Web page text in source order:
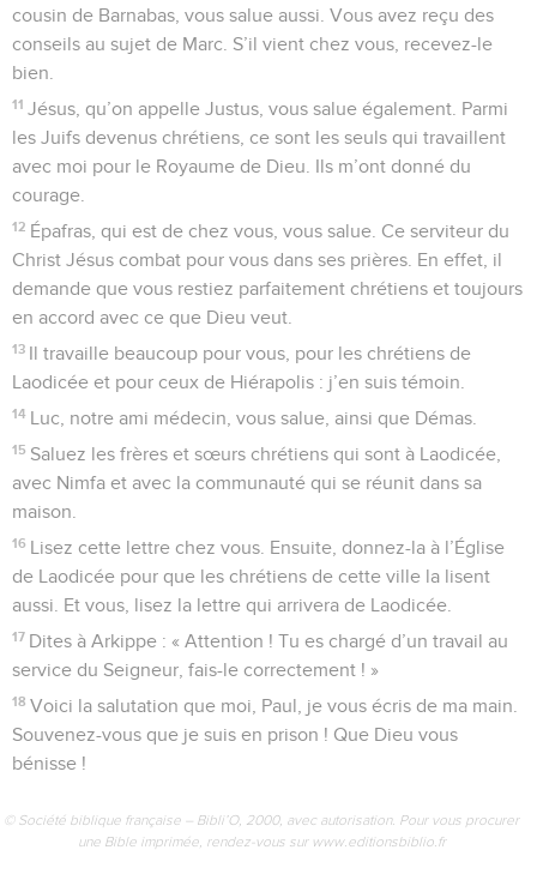
cousin de Barnabas, vous salue aussi. Vous avez reçu des
conseils au sujet de Marc. S’il vient chez vous, recevez-le
bien.
11 Jésus, qu’on appelle Justus, vous salue également. Parmi
les Juifs devenus chrétiens, ce sont les seuls qui travaillent
avec moi pour le Royaume de Dieu. Ils m’ont donné du
courage.
12 Épafras, qui est de chez vous, vous salue. Ce serviteur du
Christ Jésus combat pour vous dans ses prières. En effet, il
demande que vous restiez parfaitement chrétiens et toujours
en accord avec ce que Dieu veut.
13 Il travaille beaucoup pour vous, pour les chrétiens de
Laodicée et pour ceux de Hiérapolis : j’en suis témoin.
14 Luc, notre ami médecin, vous salue, ainsi que Démas.
15 Saluez les frères et sœurs chrétiens qui sont à Laodicée,
avec Nimfa et avec la communauté qui se réunit dans sa
maison.
16 Lisez cette lettre chez vous. Ensuite, donnez-la à l’Église
de Laodicée pour que les chrétiens de cette ville la lisent
aussi. Et vous, lisez la lettre qui arrivera de Laodicée.
17 Dites à Arkippe : « Attention ! Tu es chargé d’un travail au
service du Seigneur, fais-le correctement ! »
18 Voici la salutation que moi, Paul, je vous écris de ma main.
Souvenez-vous que je suis en prison ! Que Dieu vous
bénisse !
© Société biblique française – Bibli’O, 2000, avec autorisation. Pour vous procurer
une Bible imprimée, rendez-vous sur www.editionsbiblio.fr